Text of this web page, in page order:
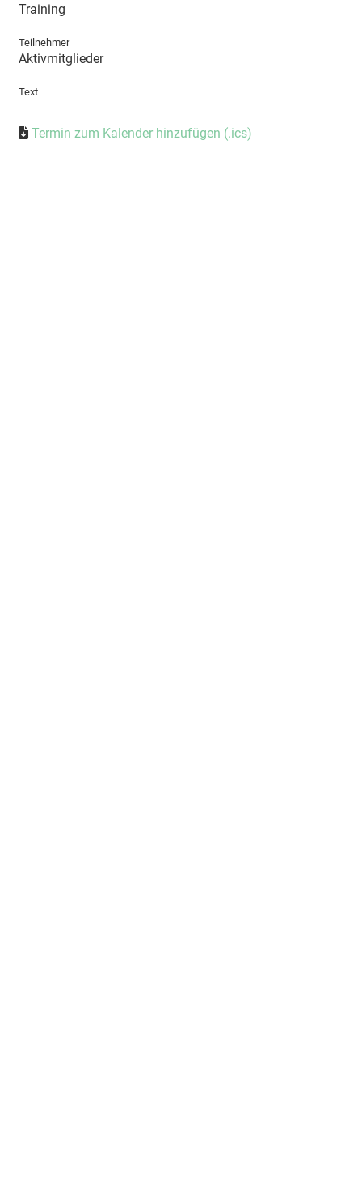
Training
Teilnehmer
Aktivmitglieder
Text
Termin zum Kalender hinzufügen (.ics)